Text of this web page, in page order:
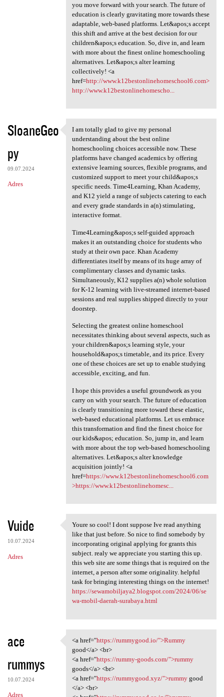
you move forward with your search. The future of
education is clearly gravitating more towards these
adaptable, web-based platforms. Let&apos;s accept
this shift and arrive at the best decision for our
children&apos;s education. So, dive in, and learn
with more about the finest online homeschooling
alternatives. Let&apos;s alter learning
collectively! <a
href=http://www.k12bestonlinehomeschool6.com>
http://www.k12bestonlinehomescho...
SloaneGeo
py
09.07.2024
Adres
I am totally glad to give my
I am totally glad to give my personal
understanding about the best online
homeschooling choices accessible now. These
platforms have changed academics by offering
extensive learning sources, flexible programs, and
customized support to meet your child&apos;s
specific needs. Time4Learning, Khan Academy,
and K12 yield a range of subjects catering to each
and every grade standards in a(n) stimulating,
interactive format.
Time4Learning&apos;s self-guided approach
makes it an outstanding choice for students who
study at their own pace. Khan Academy
differentiates itself by means of its huge array of
complimentary classes and dynamic tasks.
Simultaneously, K12 supplies a(n) whole solution
for K-12 learning with live-streamed internet-based
sessions and real supplies shipped directly to your
doorstep.
Selecting the greatest online homeschool
necessitates thinking about several aspects, such as
your children&apos;s learning style, your
household&apos;s timetable, and its price. Every
one of these choices are set up to enable studying
accessible, exciting, and fun.
I hope this provides a useful groundwork as you
carry on with your search. The future of education
is clearly transitioning more toward these elastic,
web-based educational platforms. Let us embrace
this transformation and find the finest choice for
our kids&apos; education. So, jump in, and learn
with more about the top web-based homeschooling
alternatives. Let&apos;s alter knowledge
acquisition jointly! <a
href=https://www.k12bestonlinehomeschool6.com
>https://www.k12bestonlinehomesc...
Vuide
10.07.2024
Adres
Youre so cool! I dont suppose
Youre so cool! I dont suppose Ive read anything
like that just before. So nice to find somebody by
incorporating original applying for grants this
subject. realy we appreciate you starting this up.
this web site are some things that is required on the
internet, a person after some originality. helpful
task for bringing interesting things on the internet!
https://sewamobiljaya2.blogspot.com/2024/06/se
wa-mobil-daerah-surabaya.html
ace
rummys
10.07.2024
Adres
<a href="https://rummygood.io
<a href="https://rummygood.io/">Rummy
good</a> <br>
<a href="https://rummy-goods.com/">rummy
goods</a> <br>
<a href="https://rummygood.xyz/">rummygood
</a> <br>